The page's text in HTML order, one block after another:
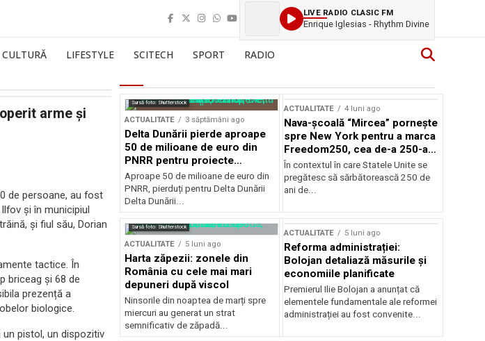
LIVE RADIO CLASIC FM
Enrique Iglesias - Rhythm Divine
CULTURĂ LIFESTYLE SCITECH SPORT RADIO
arme și
de persoane, au fost
și în municipiul
și fiul său, Dorian
tactice. În
briceag și 68 de
prezență a
biologice.
pistol, un dispozitiv
Sursă foto: Shutterstock
ACTUALITATE 3 săptămâni ago
Delta Dunării pierde aproape
50 de milioane de euro din
PNRR pentru proiecte
esențiale
Aproape 50 de milioane de euro din
PNRR, pierduți pentru Delta Dunării
Delta Dunării...
ACTUALITATE 4 luni ago
Nava-școală “Mircea” pornește
spre New York pentru a marca
Freedom250, cea de-a 250-a
aniversare a Statelor Unite
În contextul în care Statele Unite se
pregătesc să sărbătorească 250 de
ani de...
Sursă foto: Shutterstock
ACTUALITATE 5 luni ago
Harta zăpezii: zonele din
România cu cele mai mari
depuneri după viscol
Ninsorile din noaptea de marți spre
miercuri au generat un strat
semnificativ de zăpadă...
ACTUALITATE 5 luni ago
Reforma administrației:
Bolojan detaliază măsurile și
economiile planificate
Premierul Ilie Bolojan a anunțat că
elementele fundamentale ale reformei
administrației au fost convenite...